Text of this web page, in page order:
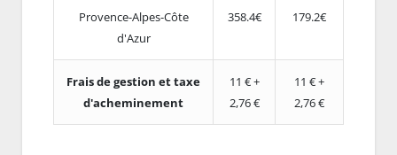
Provence-Alpes-Côte
d'Azur
358.4€ 179.2€
Frais de gestion et taxe
d'acheminement
11 € +
2,76 €
11 € +
2,76 €